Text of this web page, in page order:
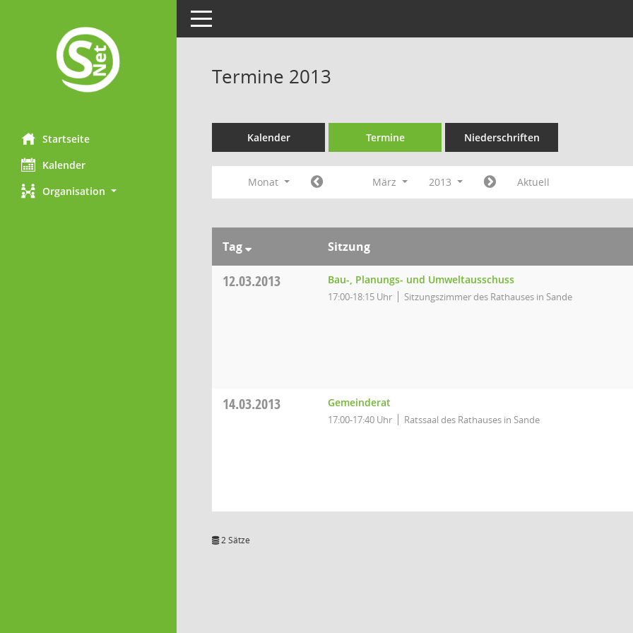
Startseite
Kalender
Organisation
Toggle navigation
Termine 2013
Kalender Termine Niederschriften
Monat März 2013 Aktuell
Tag Sitzung
12.03.2013 Bau-, Planungs- und Umweltausschuss
17:00-18:15 Uhr Sitzungszimmer des Rathauses in Sande
14.03.2013 Gemeinderat
17:00-17:40 Uhr Ratssaal des Rathauses in Sande
2 Sätze